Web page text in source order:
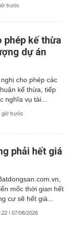
trước
phép kế thừa
dự án
cho phép các
kế thừa, tiếp
nghĩa vụ tài...
giờ trước
phải hết giá
mốc thời gian hết
cư sẽ hết giá...
| 07/08/2026